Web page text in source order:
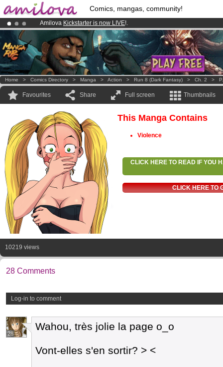
Comics, mangas, community!
Amilova Kickstarter is now LIVE!.
Premium membership from3.95 eurosper month !Get membership
Already 100000membersand 1000 comics & mangas!.
Home > Comics Directory > Manga > Action > Run 8 (dark Fantasy) > Ch. 2 >
Favourites Share Full screen Thumbnails
This Manga Contains
Violence
CLICK HERE TO READ IF YOU
CLICK HERE TO
10219 views
28 Comments
Log-in to comment
28
Wahou, très jolie la page o_o
Vont-elles s'en sortir? > <